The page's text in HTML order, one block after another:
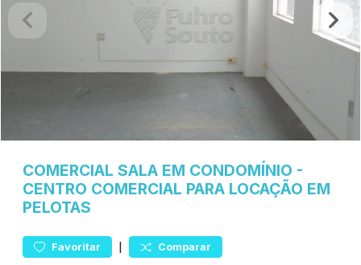
COMERCIAL SALA EM CONDOMÍNIO -
CENTRO COMERCIAL PARA LOCAÇÃO EM
PELOTAS
Favoritar | Comparar